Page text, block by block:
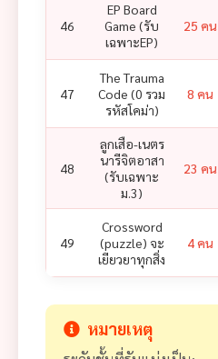
46
EP Board
Game (รับ
เฉพาะEP)
25 คน
47
The Trauma
Code (0 รวม
รหัสโคม่า)
8 คน
48
ลูกเสือ-เนตร
นารีจิตอาสา
(รับเฉพาะ
ม.3)
23 คน
49
Crossword
(puzzle) จะ
เยียวยาทุกสิ่ง
4 คน
หมายเหตุ